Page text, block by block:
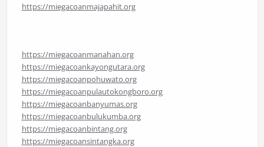
https://miegacoanmajapahit.org
https://miegacoanmanahan.org
https://miegacoankayongutara.org
https://miegacoanpohuwato.org
https://miegacoanpulautokongboro.org
https://miegacoanbanyumas.org
https://miegacoanbulukumba.org
https://miegacoanbintang.org
https://miegacoansintangka.org